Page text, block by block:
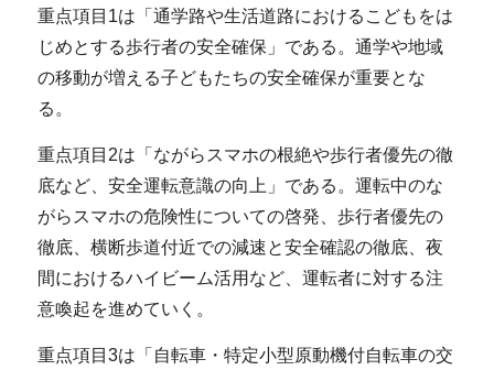
重点項目1は「通学路や生活道路におけるこどもをは
じめとする歩行者の安全確保」である。通学や地域
の移動が増える子どもたちの安全確保が重要とな
る。
重点項目2は「ながらスマホの根絶や歩行者優先の徹
底など、安全運転意識の向上」である。運転中のな
がらスマホの危険性についての啓発、歩行者優先の
徹底、横断歩道付近での減速と安全確認の徹底、夜
間におけるハイビーム活用など、運転者に対する注
意喚起を進めていく。
重点項目3は「自転車・特定小型原動機付自転車の交